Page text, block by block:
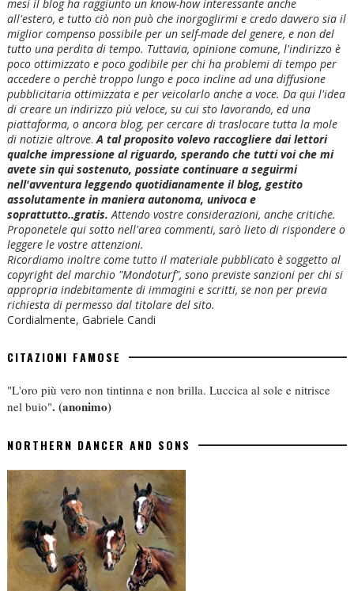
mesi il blog ha raggiunto un know-how interessante anche
all'estero, e tutto ciò non può che inorgoglirmi e credo davvero sia il
miglior compenso possibile per un self-made del genere, e non del
tutto una perdita di tempo. Tuttavia, opinione comune, l'indirizzo è
poco ottimizzato e poco godibile per chi ha problemi di tempo per
accedere o perchè troppo lungo e poco incline ad una diffusione
pubblicitaria ottimizzata e per veicolarlo anche a voce. Da qui l'idea
di creare un indirizzo più veloce, su cui sto lavorando, ed una
piattaforma, o ancora blog, per cercare di traslocare tutta la mole
di notizie altrove.A tal proposito volevo raccogliere dai lettori
qualche impressione al riguardo, sperando che tutti voi che mi
avete sin qui sostenuto, possiate continuare a seguirmi
nell'avventura leggendo quotidianamente il blog, gestito
assolutamente in maniera autonoma, univoca e
soprattutto..gratis. Attendo vostre considerazioni, anche critiche.
Proponetele qui sotto nell'area commenti, sarò lieto di rispondere o
leggere le vostre attenzioni.
Ricordiamo inoltre come tutto il materiale pubblicato è soggetto al
copyright del marchio "Mondoturf", sono previste sanzioni per chi si
appropria indebitamente di immagini e scritti, se non per previa
richiesta di permesso dal titolare del sito.
Cordialmente, Gabriele Candi
CITAZIONI FAMOSE
"L'oro più vero non tintinna e non brilla. Luccica al sole e nitrisce
nel buio". (anonimo)
NORTHERN DANCER AND SONS